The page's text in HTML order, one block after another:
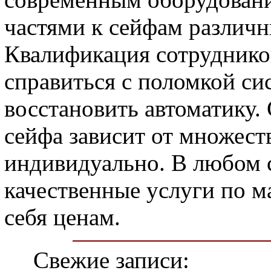
частями к сейфам
Квалификация
справиться с поломкой
восстановить
сейфа зависит от
индивидуально. В любом
качественные услуги по
себя ценам.
Свежие записи: